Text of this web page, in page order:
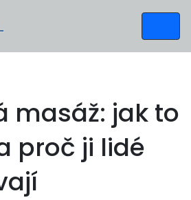
masáž: jak to
proč ji lidé